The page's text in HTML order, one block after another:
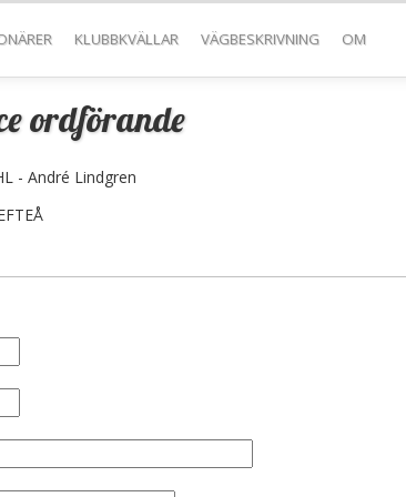
KLUBBKVÄLLAR VÄGBESKRIVNING OM
ordförande
- André Lindgren